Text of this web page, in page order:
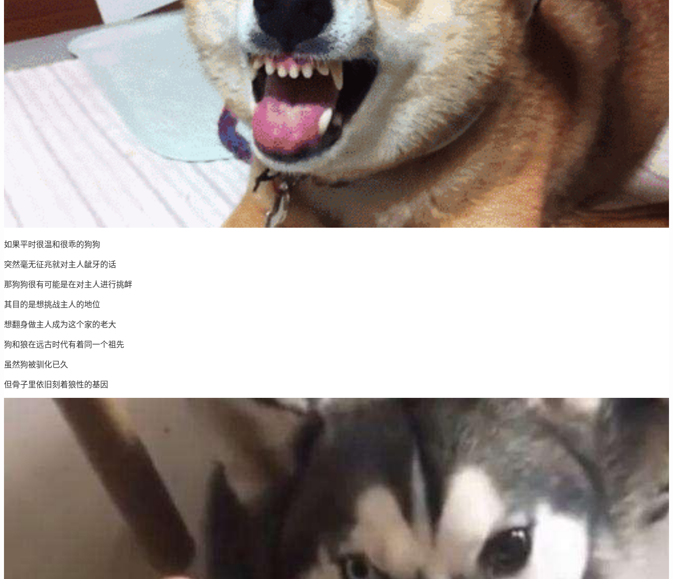
如果平时很温和很乖的狗狗
突然毫无征兆就对主人龇牙的话
那狗狗很有可能是在对主人进行挑衅
其目的是想挑战主人的地位
想翻身做主人成为这个家的老大
狗和狼在远古时代有着同一个祖先
虽然狗被驯化已久
但骨子里依旧刻着狼性的基因